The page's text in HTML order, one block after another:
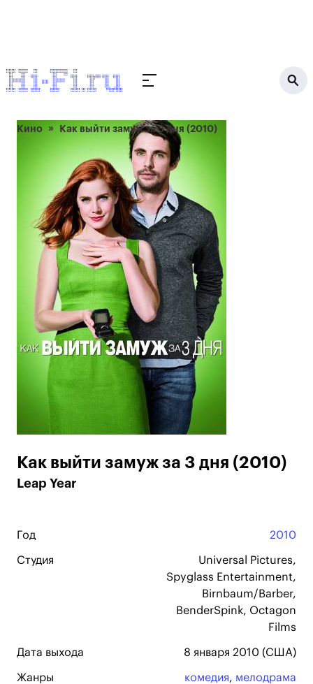
Кино Как выйти замуж за 3 дня (2010)
Как выйти замуж за 3 дня (2010)
Leap Year
Год 2010
Студия
Universal Pictures,
Spyglass Entertainment,
Birnbaum/Barber,
BenderSpink, Octagon
Films
Дата выхода 8 января 2010 (США)
Жанры комедия, мелодрама